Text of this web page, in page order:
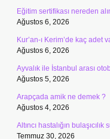
Eğitim sertifikası nereden
Ağustos 6, 2026
Kur’an-ı Kerim’de kaç adet
Ağustos 6, 2026
Ayvalık ile İstanbul arası
Ağustos 5, 2026
Arapçada amik ne demek ?
Ağustos 4, 2026
Altıncı hastalığın
Temmuz 30, 2026